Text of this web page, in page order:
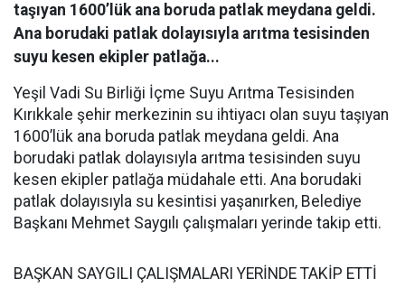
taşıyan 1600’lük ana boruda patlak meydana geldi.
Ana borudaki patlak dolayısıyla arıtma tesisinden
suyu kesen ekipler patlağa...
Yeşil Vadi Su Birliği İçme Suyu Arıtma Tesisinden
Kırıkkale şehir merkezinin su ihtiyacı olan suyu taşıyan
1600’lük ana boruda patlak meydana geldi. Ana
borudaki patlak dolayısıyla arıtma tesisinden suyu
kesen ekipler patlağa müdahale etti. Ana borudaki
patlak dolayısıyla su kesintisi yaşanırken, Belediye
Başkanı Mehmet Saygılı çalışmaları yerinde takip etti.
BAŞKAN SAYGILI ÇALIŞMALARI YERİNDE TAKİP ETTİ